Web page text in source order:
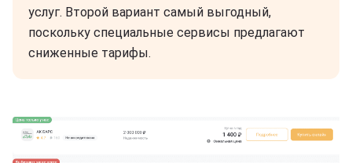
услуг. Второй вариант самый выгодный,
поскольку специальные сервисы предлагают
сниженные тарифы.